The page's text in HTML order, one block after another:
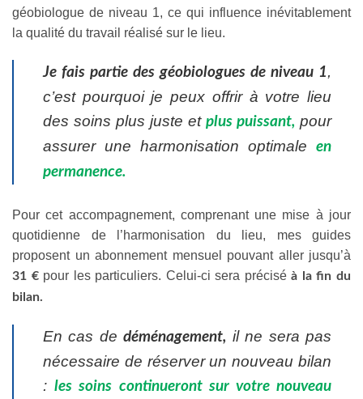
géobiologue de niveau 1, ce qui influence inévitablement
la qualité du travail réalisé sur le lieu.
Je fais partie des géobiologues de niveau 1,
c’est pourquoi je peux offrir à votre lieu
des soins plus juste et plus puissant, pour
assurer une harmonisation optimale en
permanence.
Pour cet accompagnement, comprenant une mise à jour
quotidienne de l’harmonisation du lieu, mes guides
proposent un abonnement mensuel pouvant aller jusqu’à
31 €pour les particuliers. Celui-ci sera préciséà la fin du
bilan.
En cas dedéménagement, il ne sera pas
nécessaire de réserver un nouveau bilan
:les soins continueront sur votre nouveau